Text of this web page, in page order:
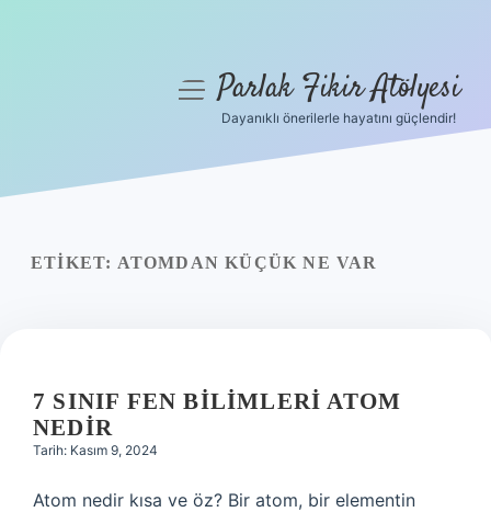
Yasal Uyarı
menüyüParlak Fikir Atölyesi
Dayanıklı önerilerle hayatını güçlendir!
ETIKET: ATOMDAN KÜÇÜK NE VAR
7 SINIF FEN BILIMLERI ATOM
NEDIR
Tarih: Kasım 9, 2024
Atom nedir kısa ve öz? Bir atom, bir elementin